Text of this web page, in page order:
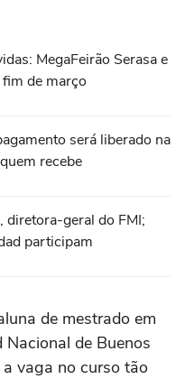
MegaFeirão Serasa e
de março
será liberado na
recebe
diretora-geral do FMI;
participam
de mestrado em
de Buenos
vaga no curso tão